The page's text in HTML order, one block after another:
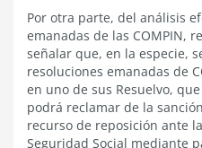
Por otra parte, del análisis
emanadas de las COMPIN,
señalar que, en la especie,
resoluciones emanadas de
en uno de sus Resuelvo,
podrá reclamar de la
recurso de reposición ante
Seguridad Social mediante